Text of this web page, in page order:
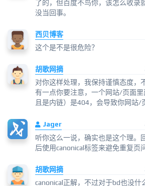
了的，但百度不鸟你，该怎么收录
没当回事。
西贝博客
这个是不是很危险？
胡歌网摘
对你这样处理，我保持谨慎态度，
有一点你要注意，一个网站/页面
且是内链）是404，会导致你网站/
Jager
听你这么一说，确实也是这个理。
后使用canonical标签来避免重复页
胡歌网摘
canonical正解，不过对于bd也没什